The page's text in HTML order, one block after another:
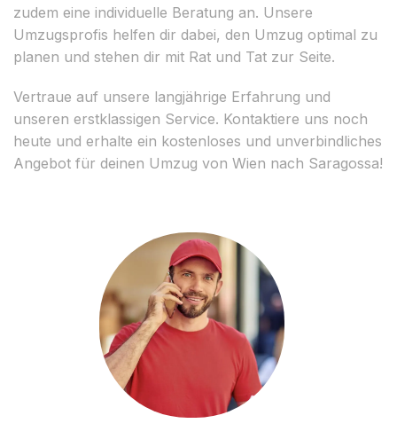
zudem eine individuelle Beratung an. Unsere
Umzugsprofis helfen dir dabei, den Umzug optimal zu
planen und stehen dir mit Rat und Tat zur Seite.
Vertraue auf unsere langjährige Erfahrung und
unseren erstklassigen Service. Kontaktiere uns noch
heute und erhalte ein kostenloses und unverbindliches
Angebot für deinen Umzug von Wien nach Saragossa!